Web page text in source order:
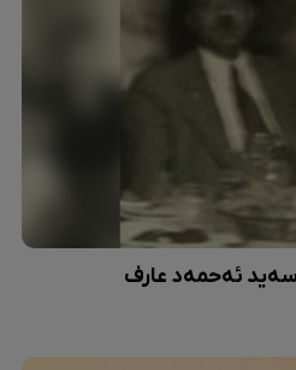
سەید ئەحمەد عارف